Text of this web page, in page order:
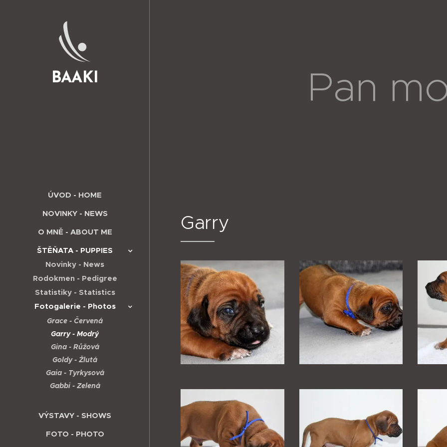
BAAKI
ÚVOD - HOME
NOVINKY - NEWS
O MNĚ - ABOUT ME
ŠTĚŇATA - PUPPIES
Novinky - News
Rodokmen - Pedigree
Statistiky - Statistics
Fotogalerie - Photos
Grace - Červená
Garry - Modrý
Gina - Růžová
Goldy - Žlutá
Gaia - Tyrkysová
Gabbi - Zelená
VÝSTAVY - SHOWS
FOTO - PHOTO
Pan
Garry